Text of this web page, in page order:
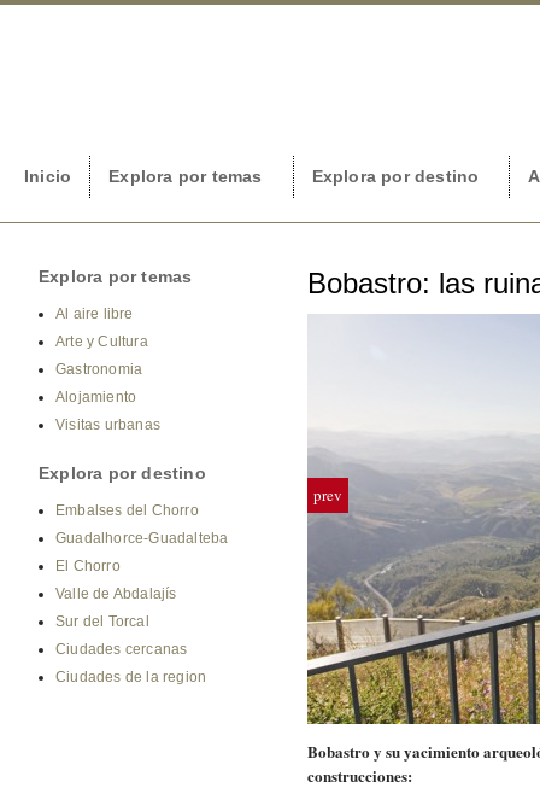
Inicio Explora por temas Explora por destino
Explora por temas
Al aire libre
Arte y Cultura
Gastronomia
Alojamiento
Visitas urbanas
Explora por destino
Embalses del Chorro
Guadalhorce-Guadalteba
El Chorro
Valle de Abdalajís
Sur del Torcal
Ciudades cercanas
Ciudades de la region
Bobastro: las
prev
Bobastro y su yacimiento
construcciones: